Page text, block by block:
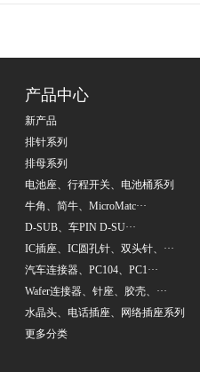
产品中心
新产品
排针系列
排母系列
电池座、行程开关、电池桶系列
牛角、简牛、MicroMatc···
D-SUB、车PIN D-SU···
IC插座、IC圆孔针、双头针、···
汽车连接器、PC104、PC1···
Wafer连接器、针座、胶壳、···
水晶头、电话插座、网络插座系列
更多分类